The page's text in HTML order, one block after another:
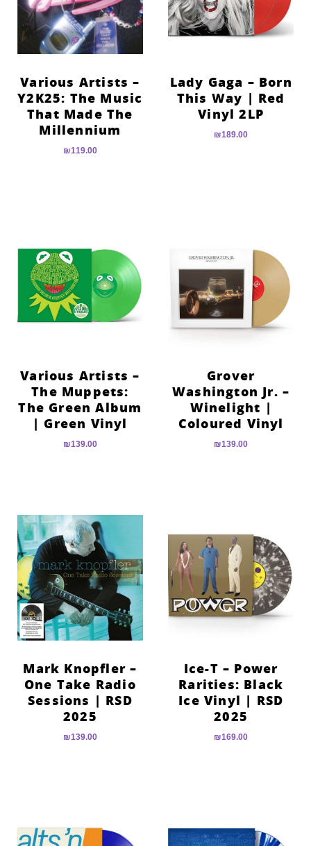
Lady Gaga – Born
This Way | Red
Vinyl 2LP
₪189.00
Various Artists –
Y2K25: The Music
That Made The
Millennium
₪119.00
Grover
Washington Jr. –
Winelight |
Coloured Vinyl
₪139.00
Various Artists –
The Muppets:
The Green Album
| Green Vinyl
₪139.00
Ice-T – Power
Rarities: Black
Ice Vinyl | RSD
2025
₪169.00
Mark Knopfler –
One Take Radio
Sessions | RSD
2025
₪139.00